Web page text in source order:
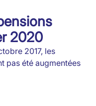
2020
2017, les
pas été augmentées